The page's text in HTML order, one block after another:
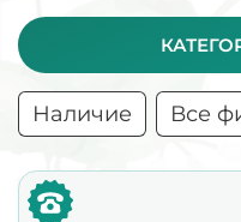
Наличие Все